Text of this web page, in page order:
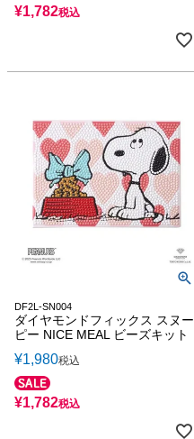
¥1,782税込
DF2L-SN004
ダイヤモンドフィックス スヌー
ピー NICE MEAL ビーズキット
¥1,980税込
¥1,782税込